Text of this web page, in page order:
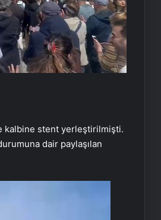
kalbine stent yerleştirilmişti.
dair paylaşılan